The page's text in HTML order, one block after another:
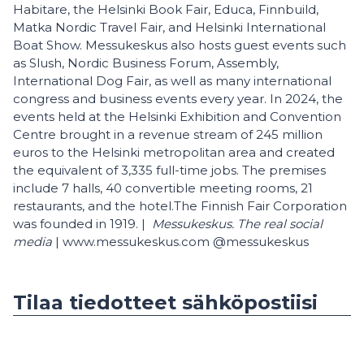
Habitare, the Helsinki Book Fair, Educa, Finnbuild,
Matka Nordic Travel Fair, and Helsinki International
Boat Show. Messukeskus also hosts guest events such
as Slush, Nordic Business Forum, Assembly,
International Dog Fair, as well as many international
congress and business events every year. In 2024, the
events held at the Helsinki Exhibition and Convention
Centre brought in a revenue stream of 245 million
euros to the Helsinki metropolitan area and created
the equivalent of 3,335 full-time jobs. The premises
include 7 halls, 40 convertible meeting rooms, 21
restaurants, and the hotel.The Finnish Fair Corporation
was founded in 1919. | Messukeskus. The real social
media | www.messukeskus.com @messukeskus
Tilaa tiedotteet sähköpostiisi